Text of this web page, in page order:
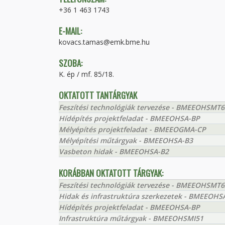
+36 1 463 1743
E-MAIL:
kovacs.tamas@emk.bme.hu
SZOBA:
K. ép / mf. 85/18.
OKTATOTT TANTÁRGYAK
Feszítési technológiák tervezése -
Hídépítés projektfeladat - BMEEOHSA-BP
Mélyépítés projektfeladat - BMEEOGMA-CP
Mélyépítési műtárgyak - BMEEOHSA-B3
Vasbeton hidak - BMEEOHSA-B2
KORÁBBAN OKTATOTT TÁRGYAK:
Feszítési technológiák tervezése -
Hidak és infrastruktúra szerkezetek -
Hídépítés projektfeladat - BMEEOHSA-BP
Infrastruktúra műtárgyak - BMEEOHSMI51